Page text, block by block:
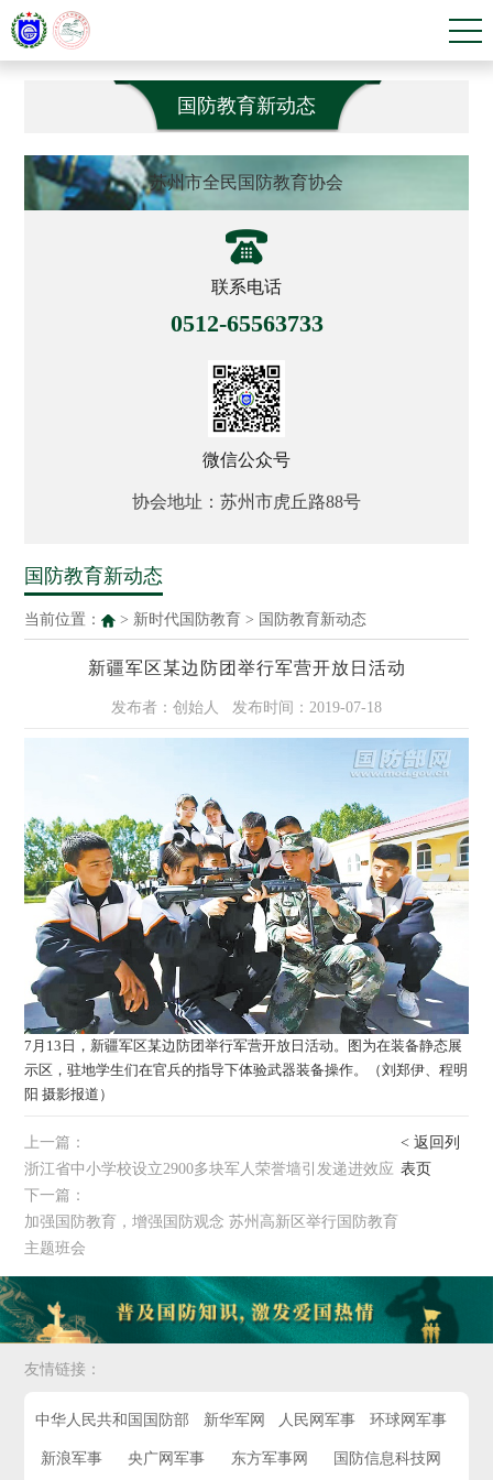
国防教育新动态
苏州市全民国防教育协会
联系电话
0512-65563733
微信公众号
协会地址：苏州市虎丘路88号
国防教育新动态
当前位置： > 新时代国防教育 > 国防教育新动态
新疆军区某边防团举行军营开放日活动
发布者：创始人 发布时间：2019-07-18
7月13日，新疆军区某边防团举行军营开放日活动。图为在装备静态展
示区，驻地学生们在官兵的指导下体验武器装备操作。（刘郑伊、程明
阳 摄影报道）
上一篇：
浙江省中小学校设立2900多块军人荣誉墙引发递进效应
下一篇：
加强国防教育，增强国防观念 苏州高新区举行国防教育
主题班会
< 返回列
表页
友情链接：
中华人民共和国国防部 新华军网 人民网军事 环球网军事
新浪军事 央广网军事 东方军事网 国防信息科技网